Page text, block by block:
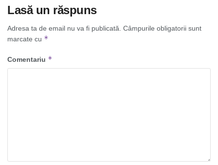
Lasă un răspuns
Adresa ta de email nu va fi publicată. Câmpurile obligatorii sunt
marcate cu *
Comentariu *